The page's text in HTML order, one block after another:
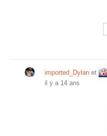
imported_Dylan et
il y a 14 ans